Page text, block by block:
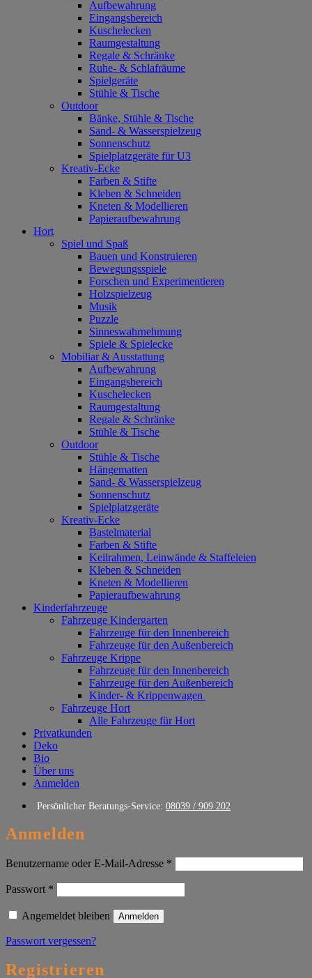
Aufbewahrung
Eingangsbereich
Kuschelecken
Raumgestaltung
Regale & Schränke
Ruhe- & Schlafräume
Spielgeräte
Stühle & Tische
Outdoor
Bänke, Stühle & Tische
Sand- & Wasserspielzeug
Sonnenschutz
Spielplatzgeräte für U3
Kreativ-Ecke
Farben & Stifte
Kleben & Schneiden
Kneten & Modellieren
Papieraufbewahrung
Hort
Spiel und Spaß
Bauen und Konstruieren
Bewegungsspiele
Forschen und Experimentieren
Holzspielzeug
Musik
Puzzle
Sinneswahrnehmung
Spiele & Spielecke
Mobiliar & Ausstattung
Aufbewahrung
Eingangsbereich
Kuschelecken
Raumgestaltung
Regale & Schränke
Stühle & Tische
Outdoor
Stühle & Tische
Hängematten
Sand- & Wasserspielzeug
Sonnenschutz
Spielplatzgeräte
Kreativ-Ecke
Bastelmaterial
Farben & Stifte
Keilrahmen, Leinwände & Staffeleien
Kleben & Schneiden
Kneten & Modellieren
Papieraufbewahrung
Kinderfahrzeuge
Fahrzeuge Kindergarten
Fahrzeuge für den Innenbereich
Fahrzeuge für den Außenbereich
Fahrzeuge Krippe
Fahrzeuge für den Innenbereich
Fahrzeuge für den Außenbereich
Kinder- & Krippenwagen
Fahrzeuge Hort
Alle Fahrzeuge für Hort
Privatkunden
Deko
Bio
Über uns
Anmelden
Persönlicher Beratungs-Service: 08039 / 909 202
Anmelden
Benutzername oder E-Mail-Adresse *
Passwort *
Angemeldet bleiben Anmelden
Passwort vergessen?
Registrieren